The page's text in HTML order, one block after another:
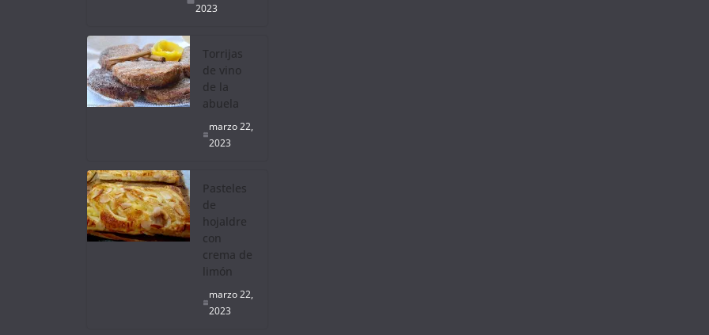
2023
Torrijas
de vino
de la
abuela
marzo 22,
2023
Pasteles
de
hojaldre
con
crema de
limón
marzo 22,
2023